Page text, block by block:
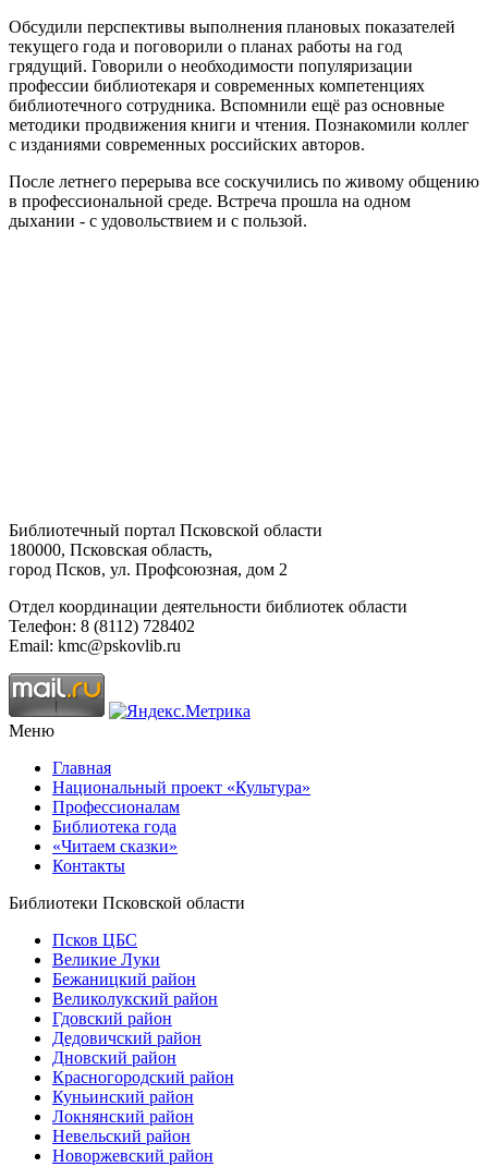
Обсудили перспективы выполнения плановых показателей
текущего года и поговорили о планах работы на год
грядущий. Говорили о необходимости популяризации
профессии библиотекаря и современных компетенциях
библиотечного сотрудника. Вспомнили ещё раз основные
методики продвижения книги и чтения. Познакомили коллег
с изданиями современных российских авторов.
После летнего перерыва все соскучились по живому общению
в профессиональной среде. Встреча прошла на одном
дыхании - с удовольствием и с пользой.
Библиотечный портал Псковской области
180000, Псковская область,
город Псков, ул. Профсоюзная, дом 2
Отдел координации деятельности библиотек области
Телефон: 8 (8112) 728402
Email: kmc@pskovlib.ru
Меню
Главная
Национальный проект «Культура»
Профессионалам
Библиотека года
«Читаем сказки»
Контакты
Библиотеки Псковской области
Псков ЦБС
Великие Луки
Бежаницкий район
Великолукский район
Гдовский район
Дедовичский район
Дновский район
Красногородский район
Куньинский район
Локнянский район
Невельский район
Новоржевский район